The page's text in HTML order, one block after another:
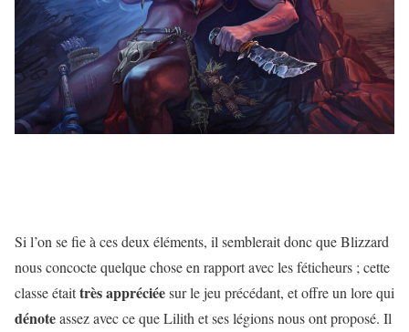
Si l’on se fie à ces deux éléments, il semblerait donc que Blizzard
nous concocte quelque chose en rapport avec les féticheurs ; cette
classe étaittrès appréciéesur le jeu précédant, et offre un lore qui
dénoteassez avec ce que Lilith et ses légions nous ont proposé. Il